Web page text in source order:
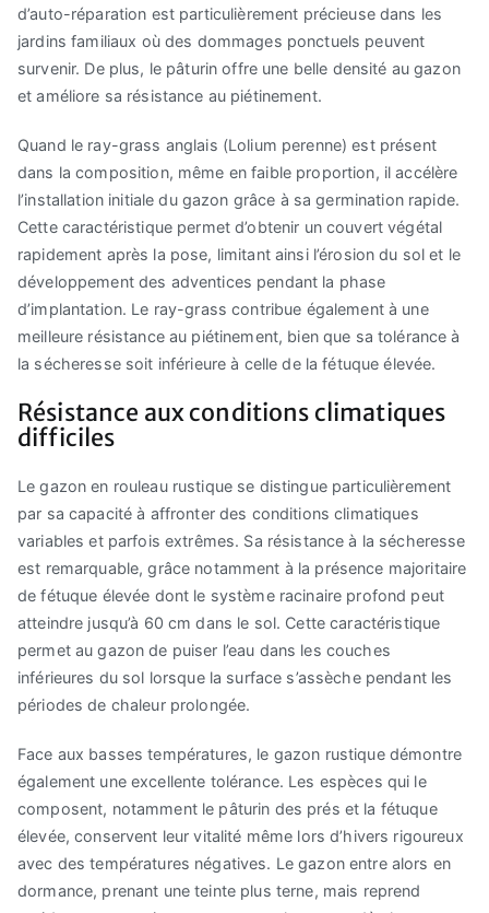
d’auto-réparation est particulièrement précieuse dans les
jardins familiaux où des dommages ponctuels peuvent
survenir. De plus, le pâturin offre une belle densité au gazon
et améliore sa résistance au piétinement.
Quand le ray-grass anglais (Lolium perenne) est présent
dans la composition, même en faible proportion, il accélère
l’installation initiale du gazon grâce à sa germination rapide.
Cette caractéristique permet d’obtenir un couvert végétal
rapidement après la pose, limitant ainsi l’érosion du sol et le
développement des adventices pendant la phase
d’implantation. Le ray-grass contribue également à une
meilleure résistance au piétinement, bien que sa tolérance à
la sécheresse soit inférieure à celle de la fétuque élevée.
Résistance aux conditions climatiques
difficiles
Le gazon en rouleau rustique se distingue particulièrement
par sa capacité à affronter des conditions climatiques
variables et parfois extrêmes. Sa résistance à la sécheresse
est remarquable, grâce notamment à la présence majoritaire
de fétuque élevée dont le système racinaire profond peut
atteindre jusqu’à 60 cm dans le sol. Cette caractéristique
permet au gazon de puiser l’eau dans les couches
inférieures du sol lorsque la surface s’assèche pendant les
périodes de chaleur prolongée.
Face aux basses températures, le gazon rustique démontre
également une excellente tolérance. Les espèces qui le
composent, notamment le pâturin des prés et la fétuque
élevée, conservent leur vitalité même lors d’hivers rigoureux
avec des températures négatives. Le gazon entre alors en
dormance, prenant une teinte plus terne, mais reprend